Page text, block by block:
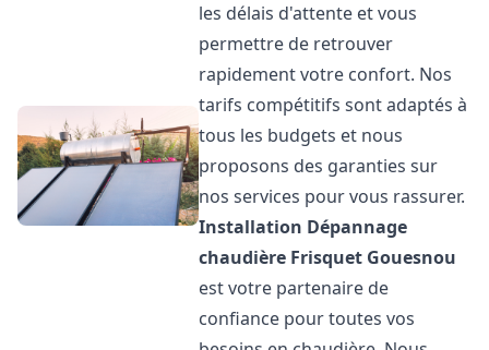
les délais d'attente et vous
permettre de retrouver
rapidement votre confort. Nos
tarifs compétitifs sont adaptés à
tous les budgets et nous
proposons des garanties sur
nos services pour vous rassurer.
Installation Dépannage
chaudière Frisquet Gouesnou
est votre partenaire de
confiance pour toutes vos